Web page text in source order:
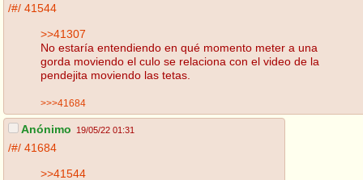
/#/ 41544
>>41307
No estaría entendiendo en qué momento meter a una
gorda moviendo el culo se relaciona con el video de la
pendejita moviendo las tetas.
>>>41684
Anónimo 19/05/22 01:31
/#/ 41684
>>41544